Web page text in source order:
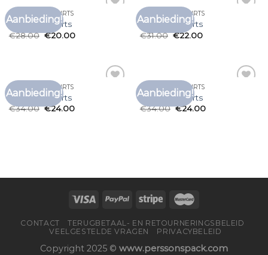
Aanbieding!
KWALITEIT T SHIRTS
kwaliteit t shirts
€28.00 €20.00
Aanbieding!
KWALITEIT T SHIRTS
kwaliteit t shirts
€31.00 €22.00
Aanbieding!
KWALITEIT T SHIRTS
kwaliteit t shirts
€34.00 €24.00
Aanbieding!
KWALITEIT T SHIRTS
kwaliteit t shirts
€34.00 €24.00
CONTACT
TERUGBETAAL- EN RETOURNERINGSBELEID
VEELGESTELDE VRAGEN
PRIVACYBELEID
Copyright 2025 © www.perssonspack.com